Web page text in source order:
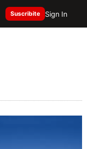
Suscribite Sign In